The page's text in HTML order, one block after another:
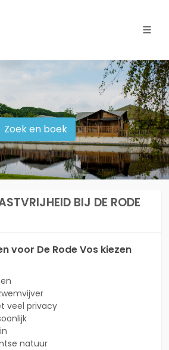
Zoek en boek
BIJ DE RODE
voor De Rode Vos kiezen
veel privacy
natuur